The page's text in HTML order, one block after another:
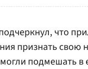
что
признать свою
подмешать в